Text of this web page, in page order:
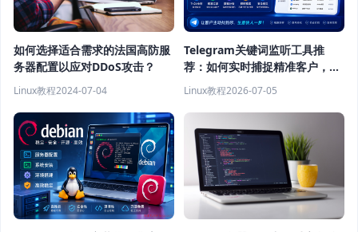
如何选择适合需求的法国高防服
务器配置以应对DDoS攻击？
Linux教程2024-07-04
Telegram关键词监听工具推
荐：如何实时捕捉精准客户，提
高获客效率？
Linux教程2026-07-05